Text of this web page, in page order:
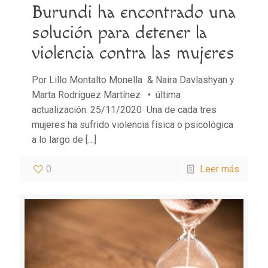
Burundi ha encontrado una
solución para detener la
violencia contra las mujeres
Por Lillo Montalto Monella & Naira Davlashyan y
Marta Rodríguez Martínez • última
actualización: 25/11/2020 Una de cada tres
mujeres ha sufrido violencia física o psicológica
a lo largo de […]
0 Leer más